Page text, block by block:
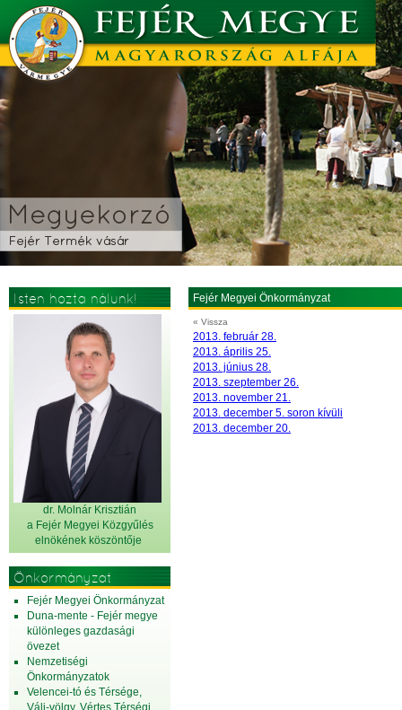
Isten hozta nálunk!
dr. Molnár Krisztián
a Fejér Megyei Közgyűlés
elnökének köszöntője
Önkormányzat
Fejér Megyei Önkormányzat
Duna-mente - Fejér megye
különleges gazdasági
övezet
Nemzetiségi
Önkormányzatok
Velencei-tó és Térsége,
Váli-völgy, Vértes Térségi
Fejér Megyei Önkormányzat
« Vissza
2013. február 28.
2013. április 25.
2013. június 28.
2013. szeptember 26.
2013. november 21.
2013. december 5. soron kívüli
2013. december 20.